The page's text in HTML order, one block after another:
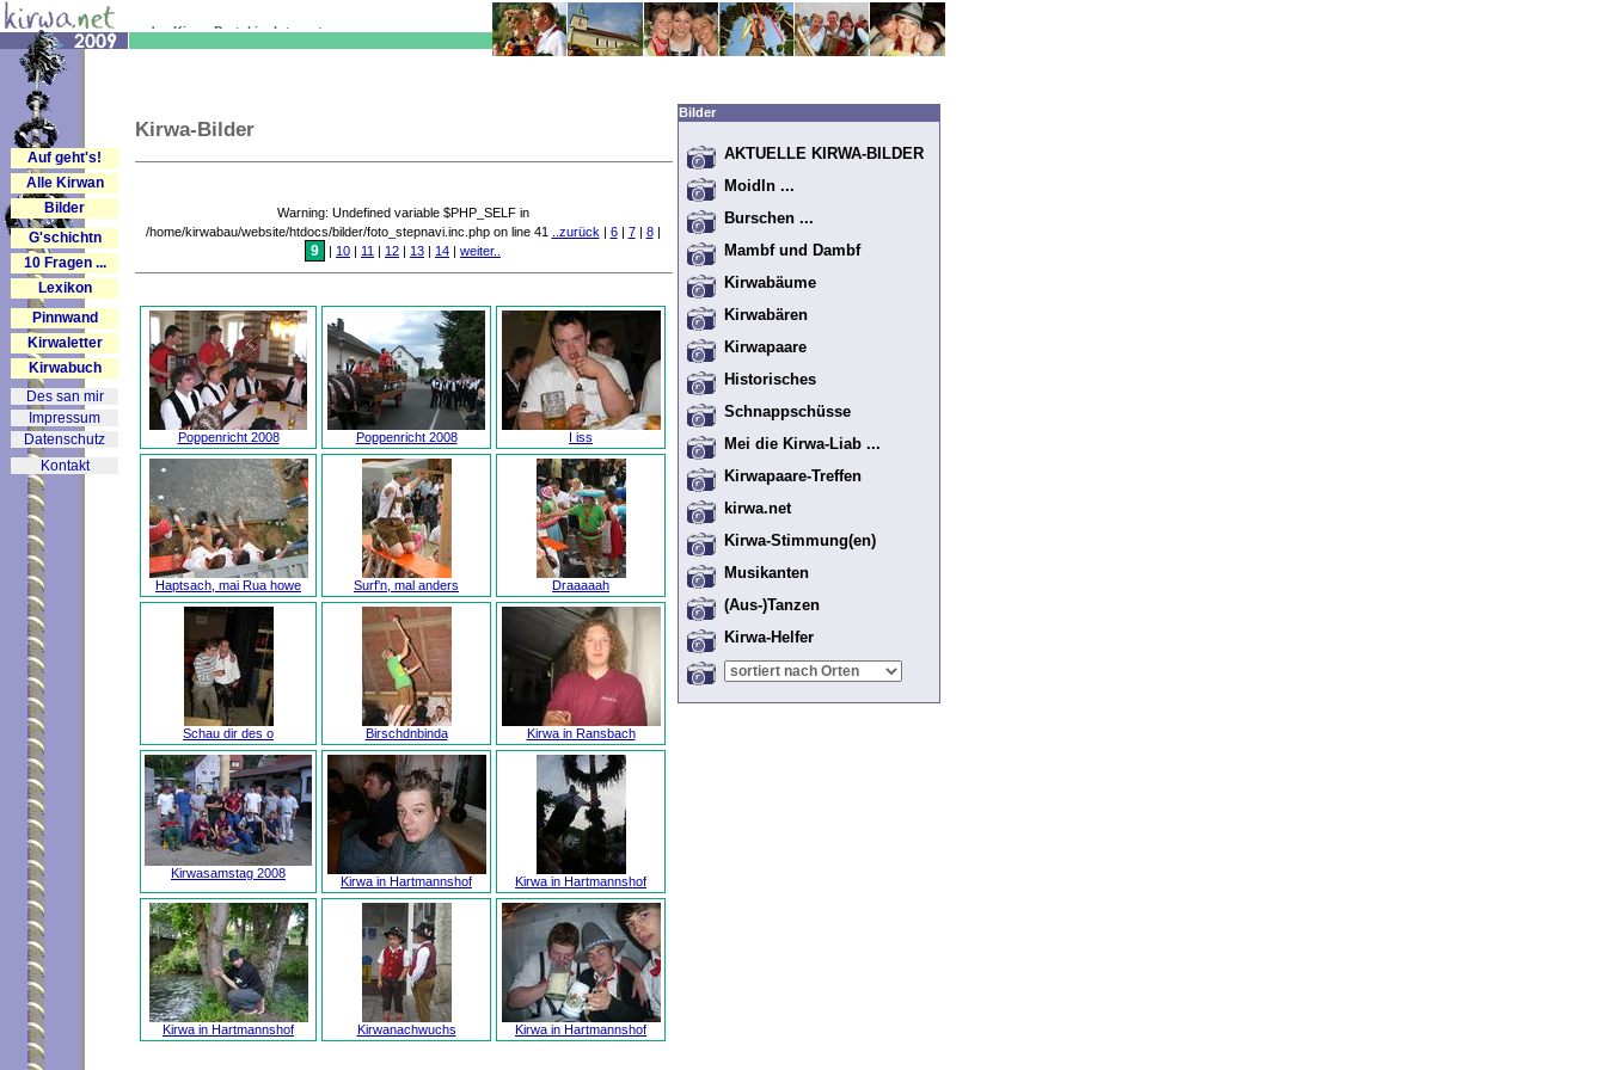
Auf geht's!
Alle Kirwan
Bilder
G'schichtn
10 Fragen ...
Lexikon
Pinnwand
Kirwaletter
Kirwabuch
Des san mir
Impressum
Datenschutz
Kontakt
... das Kirwa-Portal im Internet
Kirwa-Bilder
Warning: Undefined variable $PHP_SELF in
/home/kirwabau/website/htdocs/bilder/foto_stepnavi.inc.php on line 41
..zurück | 6| 7| 8|
9 | 10 | 11 | 12 | 13 | 14 | weiter..
Poppenricht 2008 Poppenricht 2008 I iss
Haptsach, mai Rua howe Surf'n, mal anders Draaaaah
Schau dir des o Birschdnbinda Kirwa in Ransbach
Kirwasamstag 2008
Kirwa in Hartmannshof Kirwa in Hartmannshof
Kirwa in Hartmannshof Kirwanachwuchs Kirwa in Hartmannshof
Bilder
AKTUELLE KIRWA-BILDER
Moidln ...
Burschen ...
Mambf und Dambf
Kirwabäume
Kirwabären
Kirwapaare
Historisches
Schnappschüsse
Mei die Kirwa-Liab ...
Kirwapaare-Treffen
kirwa.net
Kirwa-Stimmung(en)
Musikanten
(Aus-)Tanzen
Kirwa-Helfer